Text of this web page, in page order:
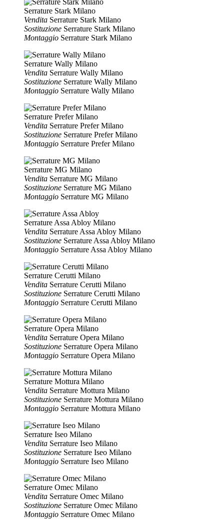
Serrature Stark Milano
Vendita Serrature Stark Milano
Sostituzione Serrature Stark Milano
Montaggio Serrature Stark Milano
Serrature Wally Milano
Vendita Serrature Wally Milano
Sostituzione Serrature Wally Milano
Montaggio Serrature Wally Milano
Serrature Prefer Milano
Vendita Serrature Prefer Milano
Sostituzione Serrature Prefer Milano
Montaggio Serrature Prefer Milano
Serrature MG Milano
Vendita Serrature MG Milano
Sostituzione Serrature MG Milano
Montaggio Serrature MG Milano
Serrature Assa Abloy Milano
Vendita Serrature Assa Abloy Milano
Sostituzione Serrature Assa Abloy Milano
Montaggio Serrature Assa Abloy Milano
Serrature Cerutti Milano
Vendita Serrature Cerutti Milano
Sostituzione Serrature Cerutti Milano
Montaggio Serrature Cerutti Milano
Serrature Opera Milano
Vendita Serrature Opera Milano
Sostituzione Serrature Opera Milano
Montaggio Serrature Opera Milano
Serrature Mottura Milano
Vendita Serrature Mottura Milano
Sostituzione Serrature Mottura Milano
Montaggio Serrature Mottura Milano
Serrature Iseo Milano
Vendita Serrature Iseo Milano
Sostituzione Serrature Iseo Milano
Montaggio Serrature Iseo Milano
Serrature Omec Milano
Vendita Serrature Omec Milano
Sostituzione Serrature Omec Milano
Montaggio Serrature Omec Milano